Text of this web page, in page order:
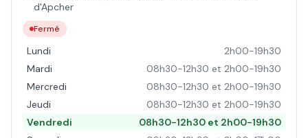
d'Apcher
Fermé
Lundi
2h00-19h30
Mardi
08h30-12h30 et 2h00-19h30
Mercredi
08h30-12h30 et 2h00-19h30
Jeudi
08h30-12h30 et 2h00-19h30
Vendredi
08h30-12h30 et 2h00-19h30